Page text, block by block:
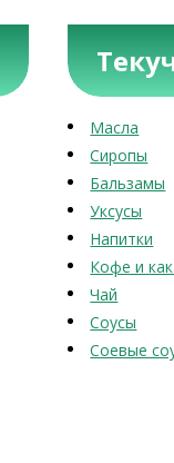
Масла
Сиропы
Бальзамы
Уксусы
Напитки
Кофе и
Чай
Соусы
Соевые